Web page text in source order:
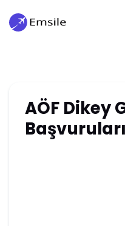
AÖF Dikey